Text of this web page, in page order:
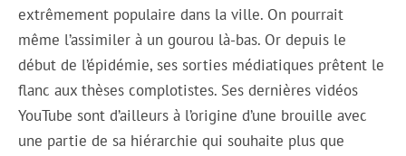
extrêmement populaire dans la ville. On pourrait
même l’assimiler à un gourou là-bas. Or depuis le
début de l’épidémie, ses sorties médiatiques prêtent le
flanc aux thèses complotistes. Ses dernières vidéos
YouTube sont d’ailleurs à l’origine d’une brouille avec
une partie de sa hiérarchie qui souhaite plus que